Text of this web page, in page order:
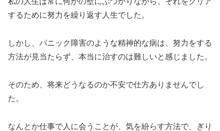
するために努力を繰り返す人生でした。
しかし、パニック障害のような精神的な病は、努力をする
方法が見当たらず、本当に治すのは難しいと感じました。
そのため、将来どうなるのか不安で仕方ありませんでし
た。
なんとか仕事で人に会うことが、気を紛らす方法で、ぎり